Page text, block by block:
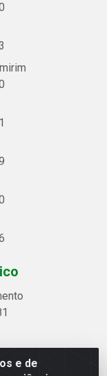
e de
2521 -